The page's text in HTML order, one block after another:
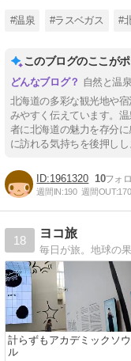
#温泉 #ラスベガス #
このブログのここが
自然と温
北海道の多彩な観光地や
みやすく伝えています。
者に北海道の魅力を存分
に訪れる気持ちを後押しし
1961320 10
週間IN:190 週間OUT:170
18
ヨコ旅
計らずもアカデミックソウ
ル